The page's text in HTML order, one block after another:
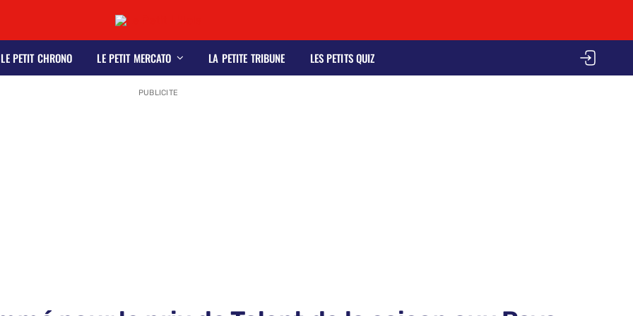
LE PETIT CHRONO LE PETIT MERCATO LA PETITE TRIBUNE LES PETITS QUIZ
PUBLICITE